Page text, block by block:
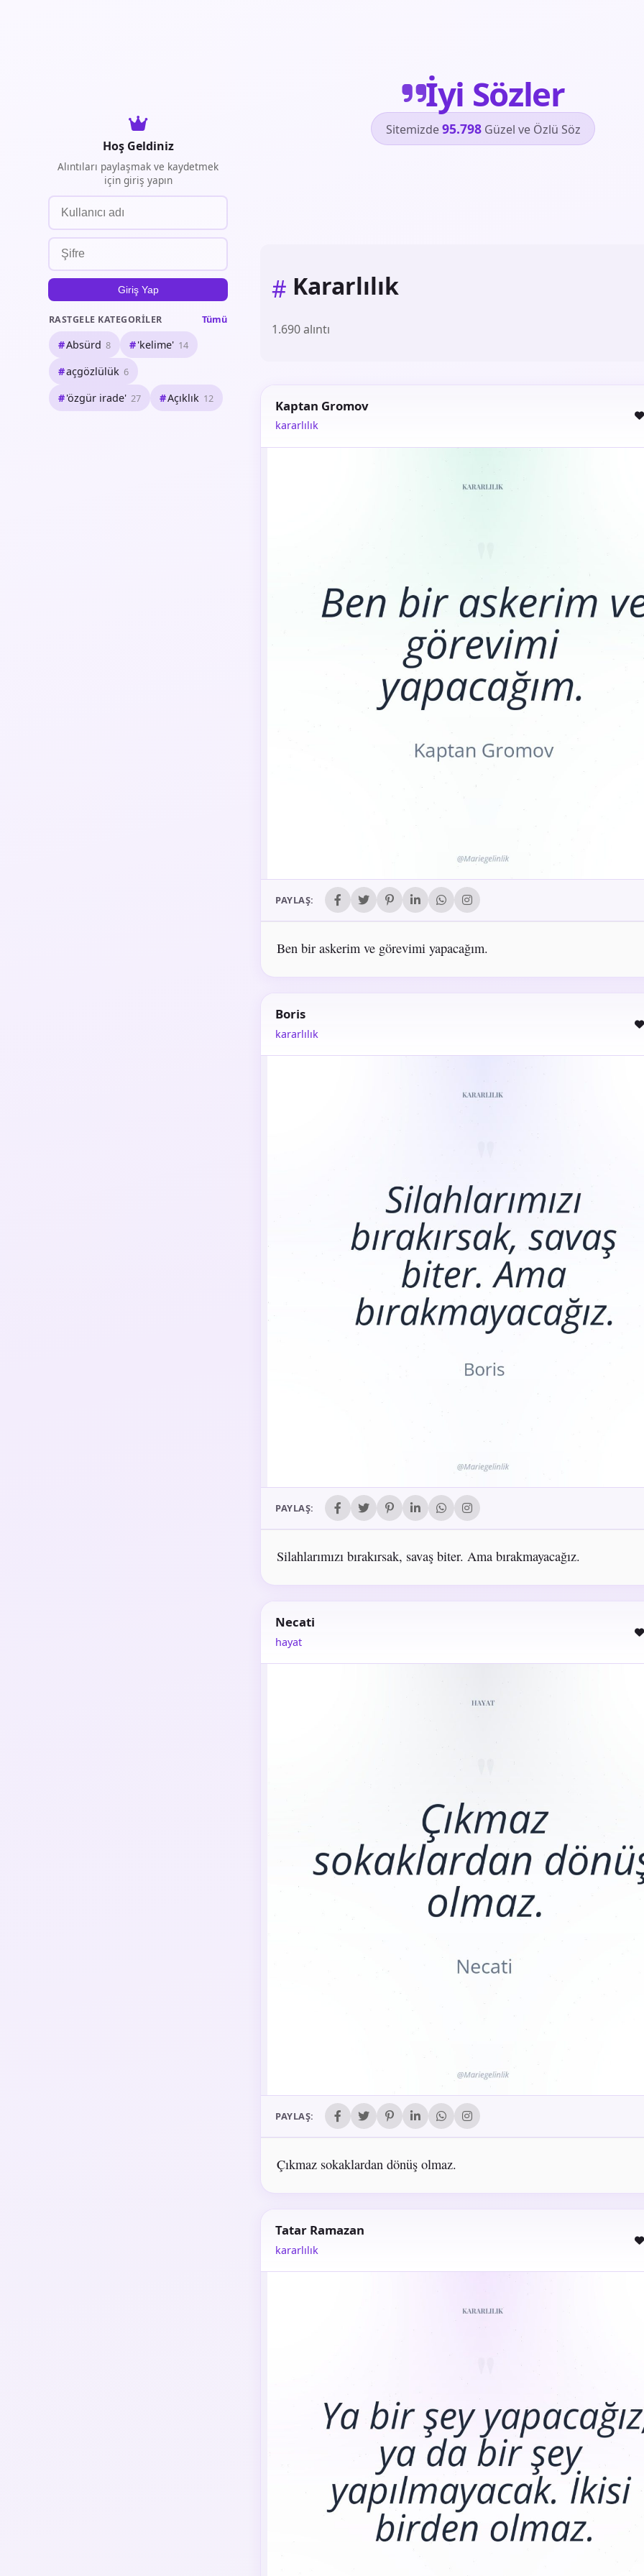
İyi Sözler
Sitemizde95.798Güzel ve Özlü Söz
Hoş Geldiniz
Alıntıları paylaşmak ve kaydetmek
için giriş yapın
Giriş Yap
RASTGELE KATEGORILER Tümü
Absürd 8 'kelime' 14
açgözlülük 6
'özgür irade' 27 Açıklık 12
# Kararlılık
1.690 alıntı
Kaptan Gromov
kararlılık
PAYLAŞ:
Ben bir askerim ve görevimi yapacağım.
Boris
kararlılık
PAYLAŞ:
Silahlarımızı bırakırsak, savaş biter. Ama bırakmayacağız.
Necati
hayat
PAYLAŞ:
Çıkmaz sokaklardan dönüş olmaz.
Tatar Ramazan
kararlılık